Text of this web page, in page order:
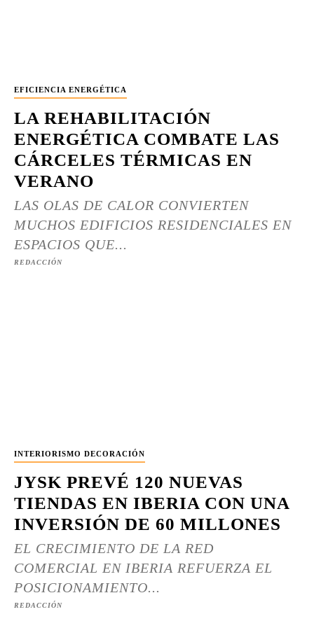
EFICIENCIA ENERGÉTICA
LA REHABILITACIÓN
ENERGÉTICA COMBATE LAS
CÁRCELES TÉRMICAS EN
VERANO
LAS OLAS DE CALOR CONVIERTEN
MUCHOS EDIFICIOS RESIDENCIALES EN
ESPACIOS QUE...
REDACCIÓN
INTERIORISMO DECORACIÓN
JYSK PREVÉ 120 NUEVAS
TIENDAS EN IBERIA CON UNA
INVERSIÓN DE 60 MILLONES
EL CRECIMIENTO DE LA RED
COMERCIAL EN IBERIA REFUERZA EL
POSICIONAMIENTO...
REDACCIÓN